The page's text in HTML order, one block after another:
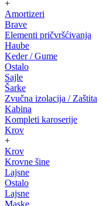
+
Amortizeri
Brave
Elementi pričvršćivanja
Haube
Keder / Gume
Ostalo
Sajle
Šarke
Zvučna izolacija / Zaštita
Kabina
Kompleti karoserije
Krov
+
Krov
Krovne šine
Lajsne
Ostalo
Lajsne
Maske